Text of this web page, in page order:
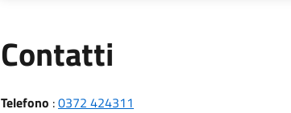
Contatti
Telefono :0372 424311